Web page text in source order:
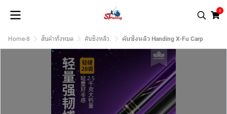
0
Home-8 สินค้าทั้งหมด คันชิงหลิว. คันชิงหลิว Handing X-Fu Carp